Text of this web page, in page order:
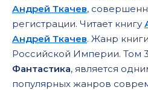
Андрей Ткачев,
регистрации. Читает книгу
Андрей Ткачев. Жанр
Российской Империи. Том
Фантастика, является
популярных жанров